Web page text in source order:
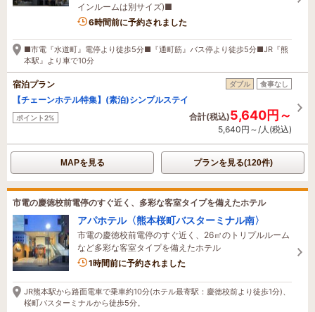
インルームは別サイズ)■
6時間前に予約されました
■市電『水道町』電停より徒歩5分■『通町筋』バス停より徒歩5分■JR『熊
本駅』より車で10分
宿泊プラン ダブル 食事なし
【チェーンホテル特集】(素泊)シンプルステイ
ポイント2% 合計(税込)5,640円～
5,640円～/人(税込)
MAPを見る プランを見る(120件)
市電の慶徳校前電停のすぐ近く、多彩な客室タイプを備えたホテル
アパホテル〈熊本桜町バスターミナル南〉
市電の慶徳校前電停のすぐ近く、26㎡のトリプルルーム
など多彩な客室タイプを備えたホテル
1時間前に予約されました
JR熊本駅から路面電車で乗車約10分(ホテル最寄駅：慶徳校前より徒歩1分)、
桜町バスターミナルから徒歩5分。